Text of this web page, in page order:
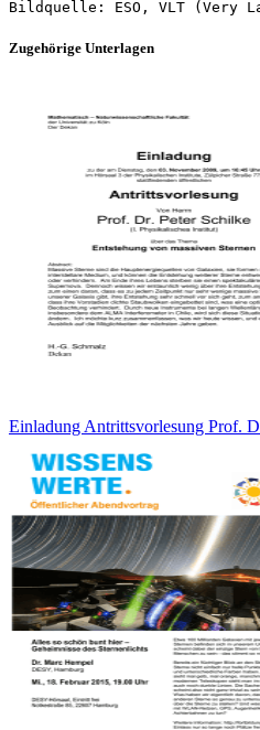
Zugehörige Unterlagen
Einladung Antrittsvorlesung Prof.